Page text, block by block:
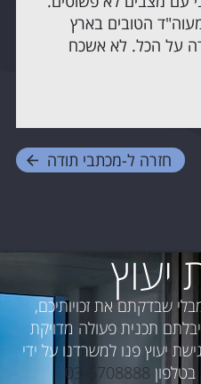
הטובים בארץ
על הכל. לא אשכח
חזרה ל-מכתבי תודה
יעוץ
שבדקתם את זכויותיכם,
תכנית פעולה מדויקת
יעוץ פנו למשרדנו על ידי
03-6708888